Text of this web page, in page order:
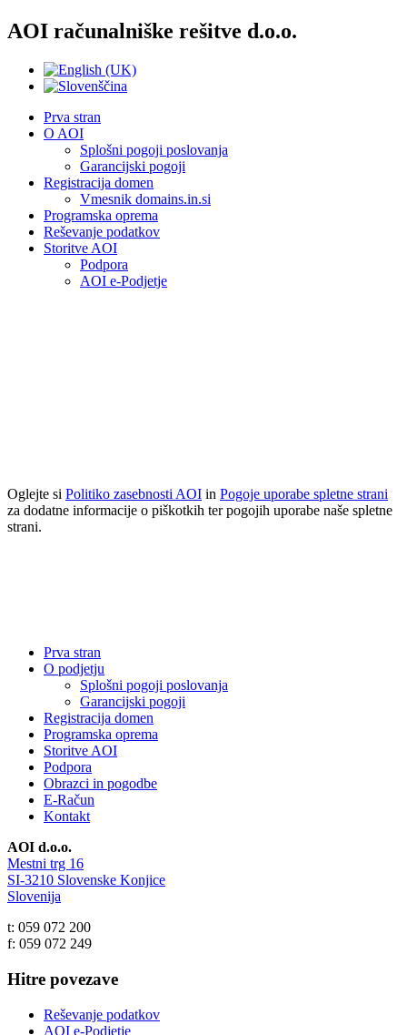
AOI računalniške rešitve d.o.o.
Prva stran
O AOI
Splošni pogoji poslovanja
Garancijski pogoji
Registracija domen
Vmesnik domains.in.si
Programska oprema
Reševanje podatkov
Storitve AOI
Podpora
AOI e-Podjetje
Oglejte si Politiko zasebnosti AOI in Pogoje uporabe spletne strani
za dodatne informacije o piškotkih ter pogojih uporabe naše spletne
strani.
Prva stran
O podjetju
Splošni pogoji poslovanja
Garancijski pogoji
Registracija domen
Programska oprema
Storitve AOI
Podpora
Obrazci in pogodbe
E-Račun
Kontakt
AOI d.o.o.
Mestni trg 16
SI-3210 Slovenske Konjice
Slovenija
t: 059 072 200
f: 059 072 249
Hitre povezave
Reševanje podatkov
AOI e-Podjetje